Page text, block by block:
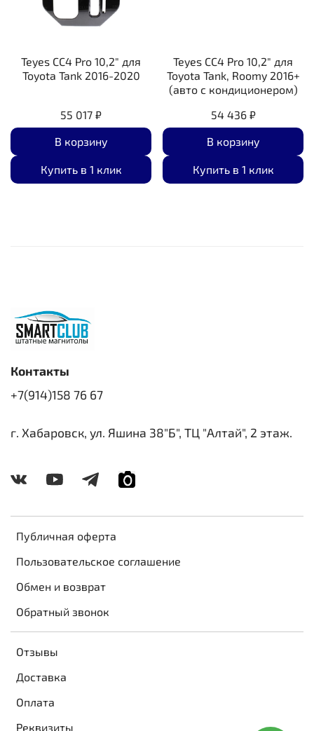
Teyes CC4 Pro 10,2" для
Toyota Tank 2016-2020
55 017 ₽
В корзину
Купить в 1 клик
Teyes CC4 Pro 10,2" для
Toyota Tank, Roomy 2016+
(авто с кондиционером)
54 436 ₽
В корзину
Купить в 1 клик
Публичная оферта
Пользовательское соглашение
Обмен и возврат
Обратный звонок
Отзывы
Доставка
Оплата
Реквизиты
Контакты
+7(914)158 76 67
г. Хабаровск, ул. Яшина 38"Б", ТЦ "Алтай", 2 этаж.